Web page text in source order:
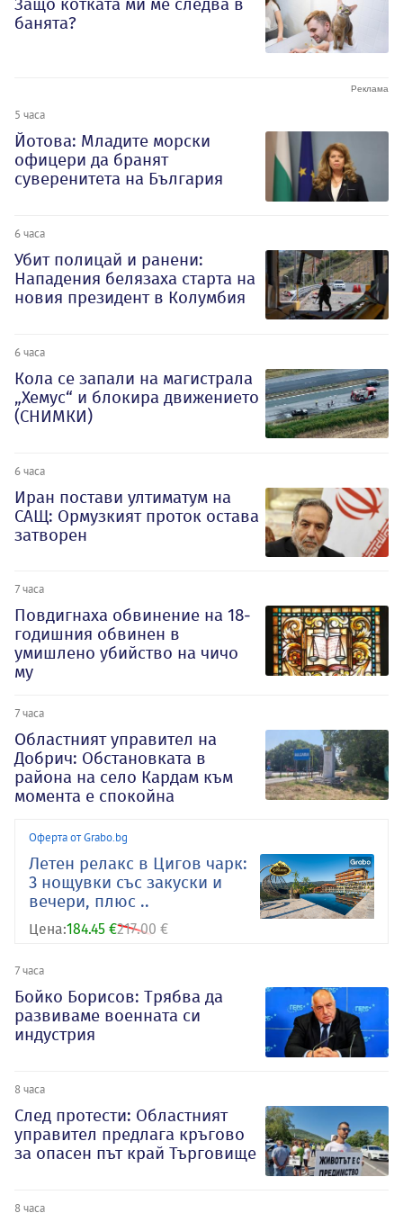
банята?
5 часа
Йотова: Младите морски
офицери да бранят
суверенитета на България
6 часа
Убит полицай и ранени:
Нападения белязаха старта на
новия президент в Колумбия
6 часа
Кола се запали на магистрала
„Хемус“ и блокира движението
(СНИМКИ)
6 часа
Иран постави ултиматум на
САЩ: Ормузкият проток остава
затворен
7 часа
Повдигнаха обвинение на 18-
годишния обвинен в
умишлено убийство на чичо
му
7 часа
Oбластният управител на
Добрич: Обстановката в
района на село Кардам към
момента е спокойна
Оферта от Grabo.bg
Летен релакс в Цигов чарк:
3 нощувки със закуски и
вечери, плюс ..
Цена:184.45 €217.00 €
7 часа
Бойко Борисов: Трябва да
развиваме военната си
индустрия
8 часа
След протести: Областният
управител предлага кръгово
за опасен път край Търговище
8 часа